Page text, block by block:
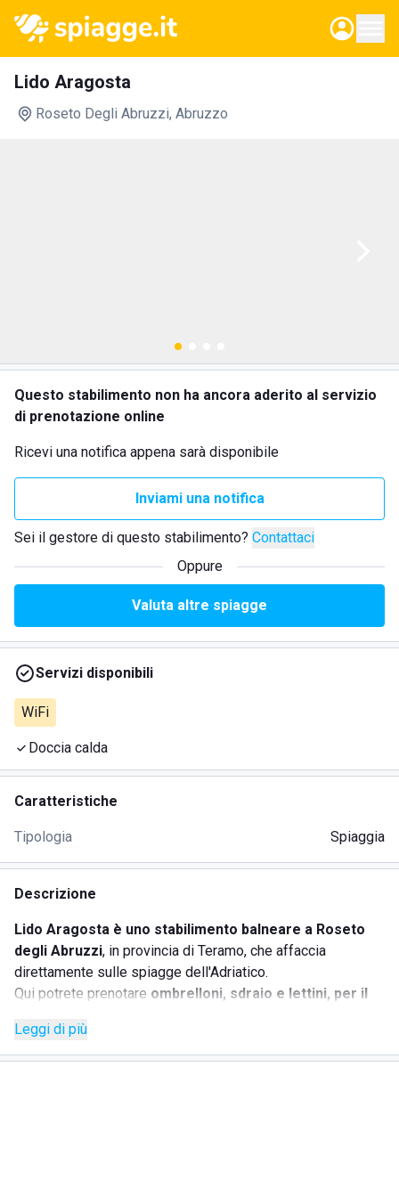
Lido Aragosta
Roseto Degli Abruzzi, Abruzzo
Questo stabilimento non ha ancora aderito al servizio
di prenotazione online
Ricevi una notifica appena sarà disponibile
Inviami una notifica
Sei il gestore di questo stabilimento? Contattaci
Oppure
Valuta altre spiagge
Servizi disponibili
WiFi
Doccia calda
Caratteristiche
Tipologia Spiaggia
Descrizione
Lido Aragosta è uno stabilimento balneare a Roseto
degli Abruzzi, in provincia di Teramo, che affaccia
direttamente sulle spiagge dell'Adriatico.
Qui potrete prenotare ombrelloni, sdraio e lettini, per il
dotato dibar con
diurno che serale, ma anche diarea attrezzata per i
Leggi di più